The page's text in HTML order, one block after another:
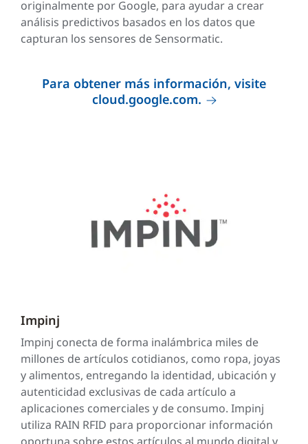
originalmente por Google, para ayudar a crear
análisis predictivos basados en los datos que
capturan los sensores de Sensormatic.
Para obtener más información, visite
cloud.google.com.
Impinj
Impinj conecta de forma inalámbrica miles de
millones de artículos cotidianos, como ropa, joyas
y alimentos, entregando la identidad, ubicación y
autenticidad exclusivas de cada artículo a
aplicaciones comerciales y de consumo. Impinj
utiliza RAIN RFID para proporcionar información